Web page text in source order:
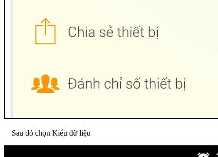
Sau đó chọn Kiểu dữ liệu